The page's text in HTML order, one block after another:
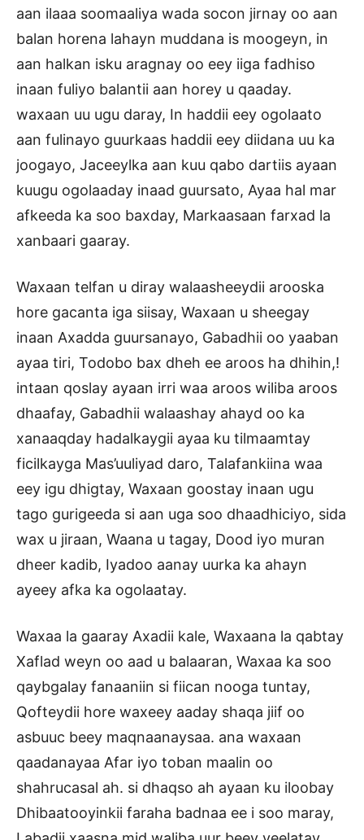
aan ilaaa soomaaliya wada socon jirnay oo aan
balan horena lahayn muddana is moogeyn, in
aan halkan isku aragnay oo eey iiga fadhiso
inaan fuliyo balantii aan horey u qaaday.
waxaan uu ugu daray, In haddii eey ogolaato
aan fulinayo guurkaas haddii eey diidana uu ka
joogayo, Jaceeylka aan kuu qabo dartiis ayaan
kuugu ogolaaday inaad guursato, Ayaa hal mar
afkeeda ka soo baxday, Markaasaan farxad la
xanbaari gaaray.
Waxaan telfan u diray walaasheeydii arooska
hore gacanta iga siisay, Waxaan u sheegay
inaan Axadda guursanayo, Gabadhii oo yaaban
ayaa tiri, Todobo bax dheh ee aroos ha dhihin,!
intaan qoslay ayaan irri waa aroos wiliba aroos
dhaafay, Gabadhii walaashay ahayd oo ka
xanaaqday hadalkaygii ayaa ku tilmaamtay
ficilkayga Mas’uuliyad daro, Talafankiina waa
eey igu dhigtay, Waxaan goostay inaan ugu
tago gurigeeda si aan uga soo dhaadhiciyo, sida
wax u jiraan, Waana u tagay, Dood iyo muran
dheer kadib, Iyadoo aanay uurka ka ahayn
ayeey afka ka ogolaatay.
Waxaa la gaaray Axadii kale, Waxaana la qabtay
Xaflad weyn oo aad u balaaran, Waxaa ka soo
qaybgalay fanaaniin si fiican nooga tuntay,
Qofteydii hore waxeey aaday shaqa jiif oo
asbuuc beey maqnaanaysaa. ana waxaan
qaadanayaa Afar iyo toban maalin oo
shahrucasal ah. si dhaqso ah ayaan ku iloobay
Dhibaatooyinkii faraha badnaa ee i soo maray,